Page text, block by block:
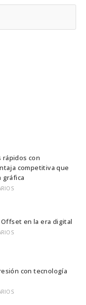
rápidos con
competitiva que
gráfica
en la era digital
con tecnología